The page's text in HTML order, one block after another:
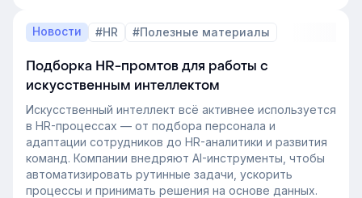
Новости #HR #Полезные материалы
Подборка HR-промтов для работы с
искусственным интеллектом
Искусственный интеллект всё активнее используется
в HR-процессах — от подбора персонала и
адаптации сотрудников до HR-аналитики и развития
команд. Компании внедряют AI-инструменты, чтобы
автоматизировать рутинные задачи, ускорить
процессы и принимать решения на основе данных.